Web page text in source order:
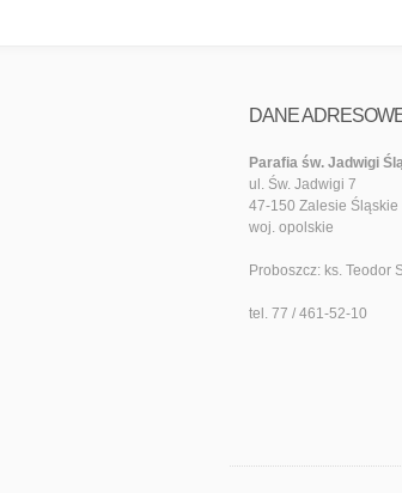
DANE
Parafia św. Jadwigi
ul. Św. Jadwigi 7
47-150 Zalesie Śląskie
woj. opolskie
Proboszcz: ks. Teodor
tel. 77 / 461-52-10